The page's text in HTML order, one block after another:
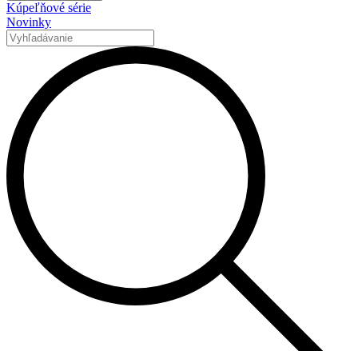
Kúpeľňové série
Novinky